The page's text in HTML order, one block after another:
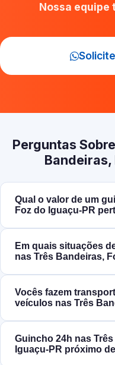
Nossa equipe
Perguntas
Bandeiras,
Qual o valor de um
Foz do Iguaçu‑PR
Em quais situações
nas Três Bandeiras,
Vocês fazem
veículos nas Três
Guincho 24h nas
Iguaçu‑PR próximo